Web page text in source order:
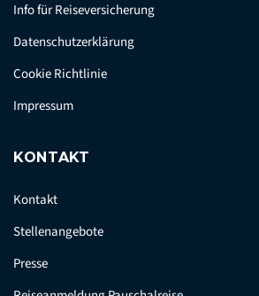
Info für Reiseversicherung
Datenschutzerklärung
Cookie Richtlinie
Impressum
KONTAKT
Kontakt
Stellenangebote
Presse